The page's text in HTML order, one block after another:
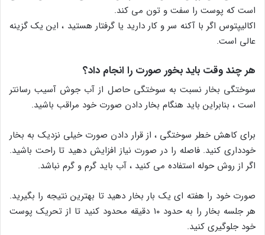
است که پوست را سفت و تون می کند.
اکالیپتوس اگر با آکنه سر و کار دارید یا گرفتار هستید ، این یک گزینه
عالی است.
هر چند وقت باید بخور صورت را انجام داد؟
سوختگی بخار نسبت به سوختگی حاصل از آب جوش آسیب رسانتر
است ، بنابراین باید هنگام بخار دادن صورت خود مراقب باشید.
برای کاهش خطر سوختگی ، از قرار دادن صورت خیلی نزدیک به بخار
خودداری کنید. فاصله را در صورت نیاز افزایش دهید تا راحت باشید.
اگر از روش حوله استفاده می کنید ، آب باید گرم و گرم نباشد.
صورت خود را هفته ای یک بار بخار دهید تا بهترین نتیجه را بگیرید.
هر جلسه بخار را به حدود ۱۰ دقیقه محدود کنید تا از تحریک پوست
خود جلوگیری کنید.